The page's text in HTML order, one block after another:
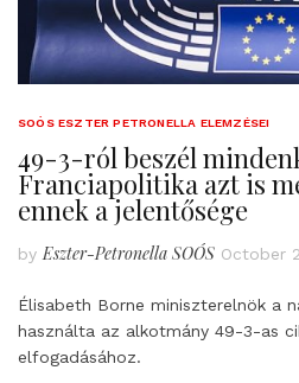
SOÓS ESZTER PETRONELLA ELEMZÉSEI
49-3-ról beszél
Franciapolitika azt is
ennek a jelentősége
by Eszter-Petronella SOÓS October
Élisabeth Borne miniszterelnök a
használta az alkotmány 49-3-as
elfogadásához.